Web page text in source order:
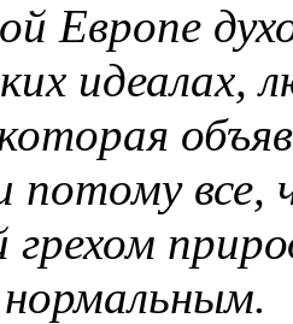
Европе
потому
грехом